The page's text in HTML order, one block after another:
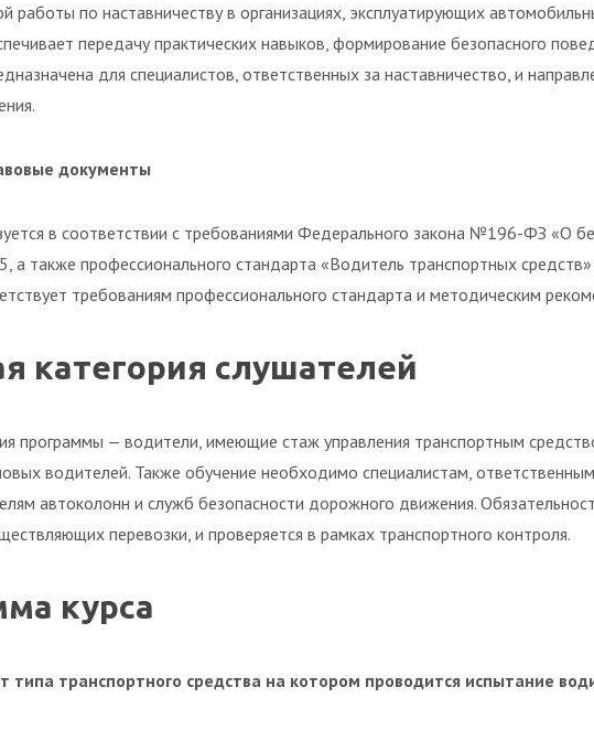
работы по наставничеству в организациях, эксплуатирующих
передачу практических навыков, формирование безопасного
для специалистов, ответственных за наставничество, и
документы
в соответствии с требованиями Федерального закона №196-ФЗ «О
также профессионального стандарта «Водитель транспортных
требованиям профессионального стандарта и методическим
категория слушателей
программы — водители, имеющие стаж управления транспортным
водителей. Также обучение необходимо специалистам,
автоколонн и служб безопасности дорожного движения.
перевозки, и проверяется в рамках транспортного контроля.
курса
типа транспортного средства на котором проводится испытание